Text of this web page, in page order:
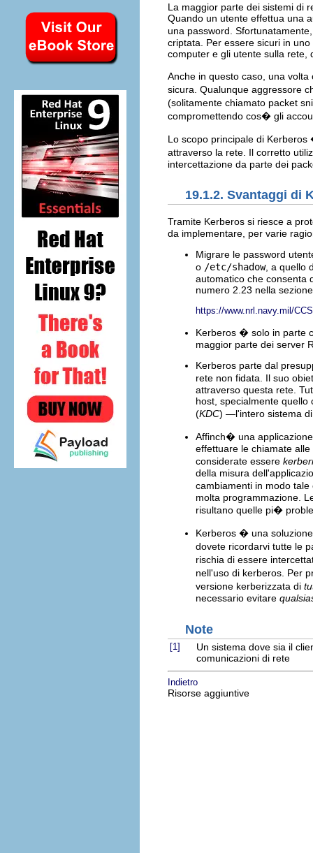
La maggior parte dei sistemi di
Quando un utente effettua una
una password.
criptata. Per essere sicuri in
computer e gli utente sulla rete,
Anche in questo caso, una
sicura. Qualunque aggressore
(solitamente chiamato packet
compromettendo cos� gli
Lo scopo principale di
attraverso la rete. Il corretto
intercettazione da parte dei
19.1.2. Svantaggi di
Tramite Kerberos si riesce a
da implementare, per varie
Migrare le password
o /etc/shadow, a quello
automatico che consenta
numero 2.23 nella
https://www.nrl.navy.mil/
Kerberos � solo in parte
maggior parte dei server
Kerberos parte dal
rete non fidata. Il suo
attraverso questa rete.
host, specialmente
(KDC) —l'intero sistema
Affinch� una
effettuare le chiamate
considerate essere
della misura
cambiamenti in modo
molta programmazione.
risultano quelle pi�
Kerberos � una
dovete ricordarvi tutte le
rischia di essere
nell'uso di kerberos. Per
versione kerberizzata di
necessario evitare
Note
[1]
Un sistema dove sia il
comunicazioni di rete
Indietro
Risorse aggiuntive